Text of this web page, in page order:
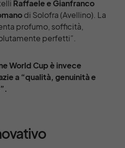
Raffaele e Gianfranco
di Solofra (Avellino). La
profumo, sofficità,
perfetti”.
World Cup è invece
a “qualità, genuinità e